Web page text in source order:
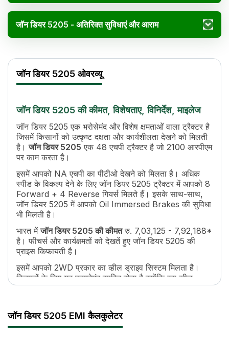
जॉन डियर 5205 - अतिरिक्त सुविधाएं और आराम
इंजन का नाम
3029 D
सिलेंडर
3
इंजन रेटेड आरपीएम
2100
कूलिंग सिस्टम
Coolant Cooled With Overflow
ट्रांसमिशन नाम
Collarshift
गियर की संख्या
अधिकतम फॉरवर्ड स्पीड32.39 Kmph
अधिकतम रिवर्स स्पीड
14.9 Kmph
क्लच
Single / Dual
पीटीओ टाइप
ब्रेक
Oil Immersed Brakes
स्टीयरिंग
Power Steering
ईंधन टैंक क्षमता
60 Ltr
लंबाई
3355MM
व्हील बेस
1950 mm
ट्रैक्टर वजन
1870 kg
जॉन डियर 5205 ओवरव्यू
जॉन डियर 5205 की कीमत, विशेषताए, विनिर्देश, माइलेज
जॉन डियर 5205 एक भरोसेमंद और विशेष क्षमताओं वाला ट्रैक्टर है
जिसमें किसानों को उत्कृष्ट दक्षता और कार्यशीलता देखने को मिलती
है।जॉन डियर 5205 एक 48 एचपी ट्रैक्टर है जो 2100 आरपीएम
पर काम करता है।
इसमें आपको NA एचपी का पीटीओ देखने को मिलता है। अधिक
स्पीड के विकल्प देने के लिए जॉन डियर 5205 ट्रैक्टर में आपको 8
Forward + 4 Reverse गियर्स मिलते हैं। इसके साथ-साथ,
जॉन डियर 5205 में आपको Oil Immersed Brakes की सुविधा
भी मिलती है।
भारत मेंजॉन डियर 5205 की कीमतरु. 7,03,125 - 7,92,188*
है। फीचर्स और कार्यक्षमतों को देखतें हुए जॉन डियर 5205 की
प्राइस किफायती है।
इसमें आपको 2WD प्रकार का व्हील ड्राइव सिस्टम मिलता है।
किसानों के लिए यह फ़ायदेमंद साबित होता है क्योंकि इस व्हील
ड्राइव की मदद से यह ट्रैक्टर कृषि से जुड़े हर ज़रूरी कामों जैसे
सकता है।
इसके साथ-साथ, जॉन डियर 5205 सभी कृषि इम्प्लीमेंट्स जैसे
जॉन डियर 5205 EMI कैलकुलेटर